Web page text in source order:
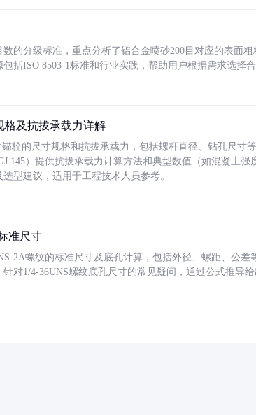
的分级标准，重点分析了铝合金喷砂200目对应的表面
括ISO 8503-1标准和行业实践，帮助用户根据需求选择合
格及抗拔承载力详解
栓的尺寸规格和抗拔承载力，包括螺杆直径、钻孔尺寸
145）提供抗拔承载力计算方法和典型数值（如混凝土强
型建议，适用于工程技术人员参考。
准尺寸
2A螺纹的标准尺寸及底孔计算，包括外径、螺距、公
针对1/4-36UNS螺纹底孔尺寸的常见疑问，通过公式推导